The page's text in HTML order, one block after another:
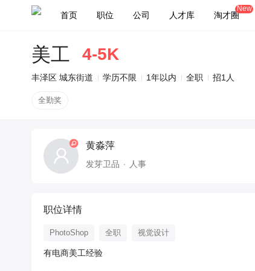
首页 职位 公司 人才库 淘才圈
New
美工 4-5K
丰泽区 城东街道 学历不限 1年以内 全职 招1人
全勤奖
黄淼萍
发芽卫品 人事
职位详情
PhotoShop 全职 视觉设计
有电商美工经验